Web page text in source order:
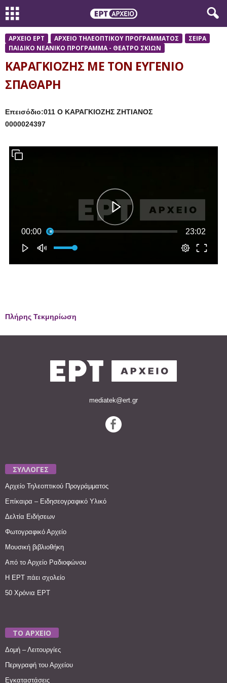
ΑΡΧΕΙΟ ΕΡΤ ΑΡΧΕΙΟ ΤΗΛΕΟΠΤΙΚΟΥ ΠΡΟΓΡΑΜΜΑΤΟΣ
ΣΕΙΡΑ
ΠΑΙΔΙΚΟ ΝΕΑΝΙΚΟ ΠΡΟΓΡΑΜΜΑ - ΘΕΑΤΡΟ ΣΚΙΩΝ
ΚΑΡΑΓΚΙΟΖΗΣ ΜΕ ΤΟΝ ΕΥΓΕΝΙΟ
ΣΠΑΘΑΡΗ
Επεισόδιο:011 Ο ΚΑΡΑΓΚΙΟΖΗΣ ΖΗΤΙΑΝΟΣ
0000024397
Πλήρης Τεκμηρίωση
mediatek@ert.gr
ΣΥΛΛΟΓΕΣ
Αρχείο Τηλεοπτικού Προγράμματος
Επίκαιρα – Ειδησεογραφικό Υλικό
Δελτία Ειδήσεων
Φωτογραφικό Αρχείο
Μουσική βιβλιοθήκη
Από το Αρχείο Ραδιοφώνου
Η ΕΡΤ πάει σχολείο
50 Χρόνια ΕΡΤ
ΤΟ ΑΡΧΕΙΟ
Δομή – Λειτουργίες
Περιγραφή του Αρχείου
Εγκαταστάσεις